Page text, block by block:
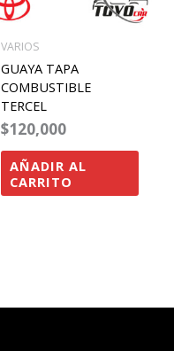
VARIOS
GUAYA TAPA
COMBUSTIBLE
TERCEL
$120,000
AÑADIR AL
CARRITO